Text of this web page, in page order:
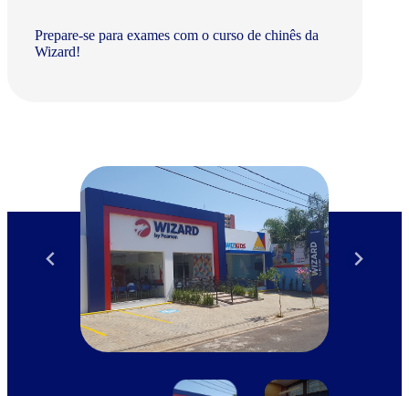
Prepare-se para exames com o curso de chinês da
Wizard!